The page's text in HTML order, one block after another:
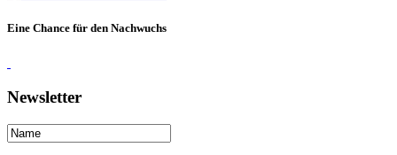
Eine Chance für den Nachwuchs
Newsletter